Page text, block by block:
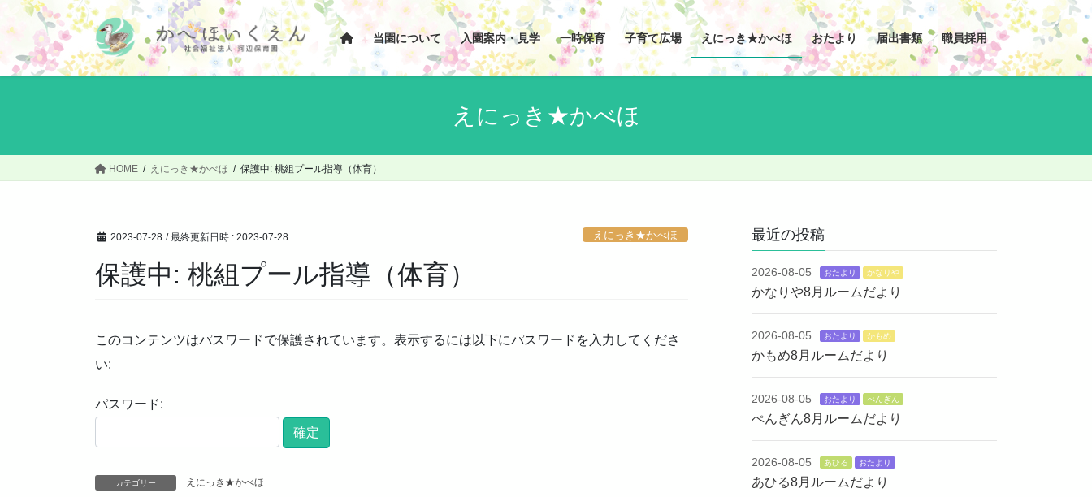
ン
プ
ビ
動
当園について 入園案内・見学 一時保育 子育て広場 えにっき★かべほ おたより 届出書類 職員採用
えにっき★かべほ
HOME えにっき★かべほ 保護中: 桃組プール指導（体育）
2023-07-28 / 最終更新日時 : 2023-07-28 えにっき★かべほ
保護中: 桃組プール指導（体育）
このコンテンツはパスワードで保護されています。表示するには以下にパスワードを入力してくださ
い:
パスワード:
カテゴリー えにっき★かべほ
最近の投稿
2026-08-05 おたより かなりや
かなりや8月ルームだより
2026-08-05 おたより かもめ
かもめ8月ルームだより
2026-08-05 おたより ぺんぎん
ぺんぎん8月ルームだより
2026-08-05 あひる おたより
あひる8月ルームだより